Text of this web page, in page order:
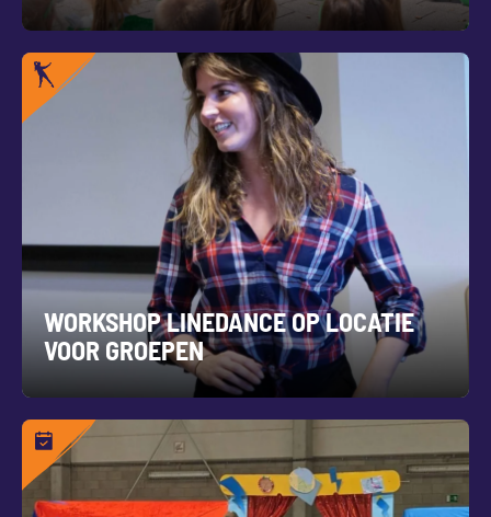
WORKSHOP LINEDANCE OP LOCATIE
VOOR GROEPEN